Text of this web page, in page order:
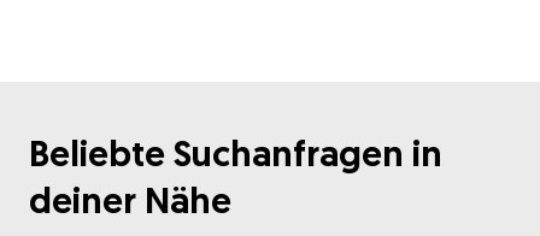
Beliebte Suchanfragen in
deiner Nähe